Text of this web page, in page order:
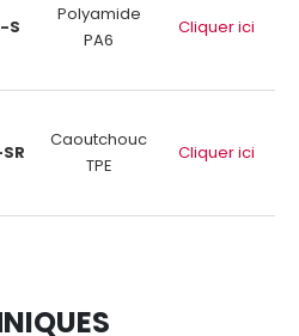
S
Polyamide
PA6
Cliquer ici
Caoutchouc
TPE
Cliquer ici